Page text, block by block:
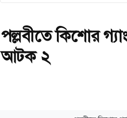
পল্লবীতে কিশোর
আটক ২